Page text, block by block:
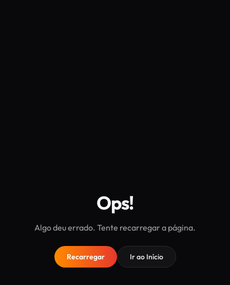
Ops!
Algo deu errado. Tente recarregar a página.
Recarregar Ir ao Início